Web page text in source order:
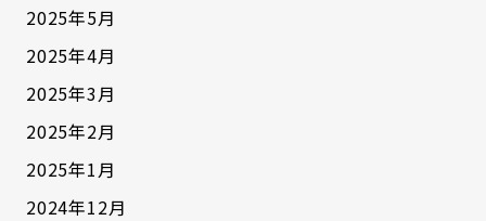
なっていけるよう、 今後もなかやま犬猫病院と
提携した活動を続けていきたいと思います
して挙げていただいたご意見を参考に、 具体的
な活動として継続的な往診や訪問でのケアはも
ちろんのこと、 フードをはじめとする備蓄品へ
の配給や情報を提供できるように現在話し合い
2025年5月
2025年4月
2025年3月
2025年2月
2025年1月
2024年12月